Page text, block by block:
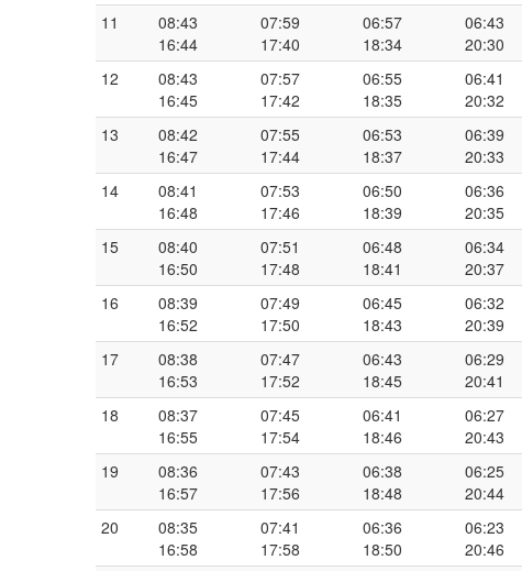
11
08:43
16:44
07:59
17:40
06:57
18:34
06:43
20:30
12
08:43
16:45
07:57
17:42
06:55
18:35
06:41
20:32
13
08:42
16:47
07:55
17:44
06:53
18:37
06:39
20:33
14
08:41
16:48
07:53
17:46
06:50
18:39
06:36
20:35
15
08:40
16:50
07:51
17:48
06:48
18:41
06:34
20:37
16
08:39
16:52
07:49
17:50
06:45
18:43
06:32
20:39
17
08:38
16:53
07:47
17:52
06:43
18:45
06:29
20:41
18
08:37
16:55
07:45
17:54
06:41
18:46
06:27
20:43
19
08:36
16:57
07:43
17:56
06:38
18:48
06:25
20:44
20
08:35
16:58
07:41
17:58
06:36
18:50
06:23
20:46